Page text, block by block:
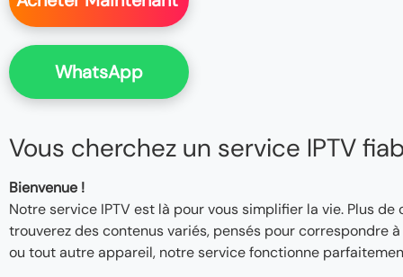
WhatsApp
Vous cherchez un service IPTV
Bienvenue !
Notre service IPTV est là pour vous simplifier la vie. Plus
trouverez des contenus variés, pensés pour correspondre
ou tout autre appareil, notre service fonctionne